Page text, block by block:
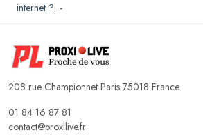
internet ? -
208 rue Championnet Paris 75018 France
01 84 16 87 81
contact@proxilive.fr